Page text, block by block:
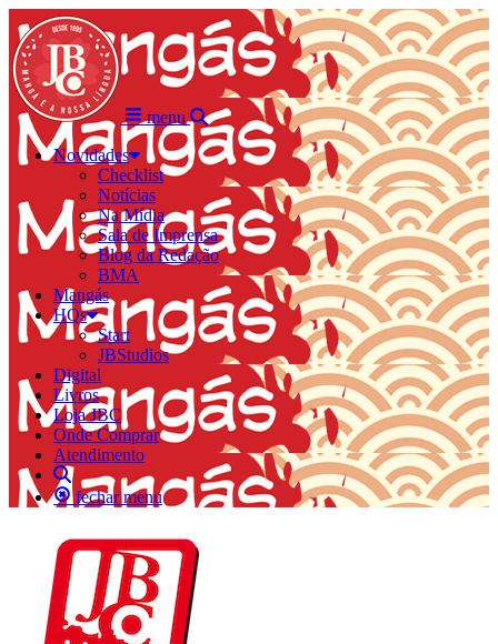
menu
Novidades
Checklist
Notícias
Na Mídia
Sala de Imprensa
Blog da Redação
BMA
Mangás
HQs
Start
JBStudios
Digital
Livros
Loja JBC
Onde Comprar
Atendimento
fechar menu